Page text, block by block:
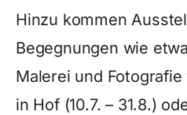
Hinzu kommen
Begegnungen wie
Malerei und
in Hof (10.7. – 31.8.)